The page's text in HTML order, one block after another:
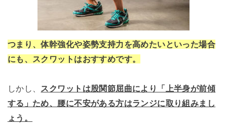
つまり、体幹強化や姿勢支持力を高めたいといった場合
にも、スクワットはおすすめです。
しかし、 スクワットは股関節屈曲により「上半身が前傾
する」ため、腰に不安がある方はランジに取り組みまし
ょう。